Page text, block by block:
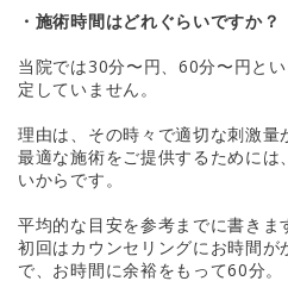
・施術時間はどれぐらいですか？
当院では30分〜円、60分〜円と
定していません。
理由は、その時々で適切な刺激量
最適な施術をご提供するために
いからです。
平均的な目安を参考までに書きま
初回はカウンセリングにお時間
で、お時間に余裕をもって60分。